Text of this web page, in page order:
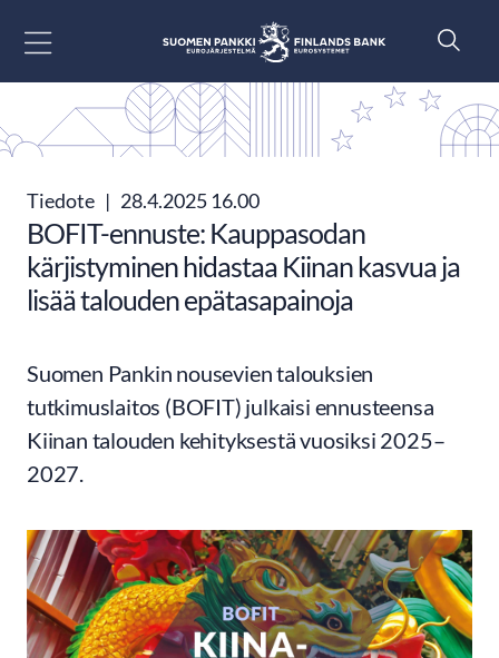
Tiedote | 28.4.2025 16.00
BOFIT-ennuste: Kauppasodan
kärjistyminen hidastaa Kiinan kasvua ja
lisää talouden epätasapainoja
Suomen Pankin nousevien talouksien
tutkimuslaitos (BOFIT) julkaisi ennusteensa
Kiinan talouden kehityksestä vuosiksi 2025–
2027.